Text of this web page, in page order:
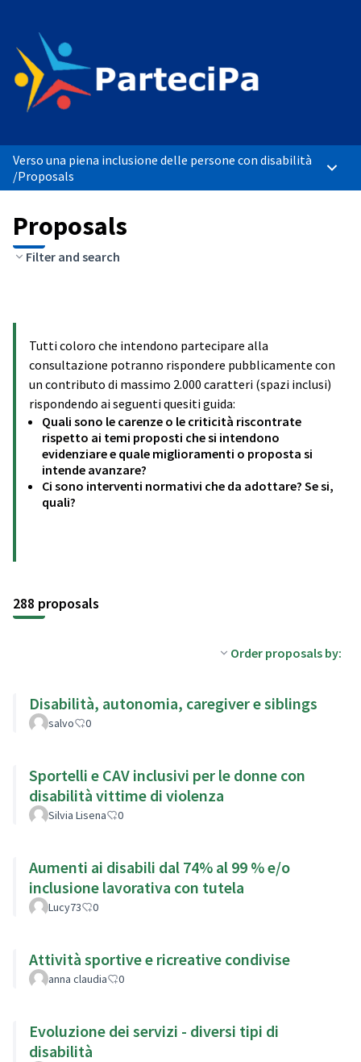
Verso una piena inclusione delle persone con disabilità
/Proposals Main
Proposals
Filter and search
Tutti coloro che intendono partecipare alla
consultazione potranno rispondere pubblicamente con
un contributo di massimo 2.000 caratteri (spazi inclusi)
rispondendo ai seguenti quesiti guida:
Quali sono le carenze o le criticità riscontrate
rispetto ai temi proposti che si intendono
evidenziare e quale miglioramenti o proposta si
intende avanzare?
Ci sono interventi normativi che da adottare? Se si,
quali?
288 proposals
Order proposals by:
Disabilità, autonomia, caregiver e siblings
salvo 0
Sportelli e CAV inclusivi per le donne con
disabilità vittime di violenza
Silvia Lisena 0
Aumenti ai disabili dal 74% al 99 % e/o
inclusione lavorativa con tutela
Lucy73 0
Attività sportive e ricreative condivise
anna claudia 0
Evoluzione dei servizi - diversi tipi di
disabilità